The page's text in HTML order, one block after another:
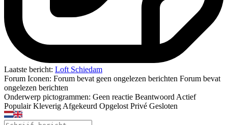
Laatste bericht: Loft Schiedam
Forum Iconen: Forum bevat geen ongelezen berichten Forum bevat
ongelezen berichten
Onderwerp pictogrammen: Geen reactie Beantwoord Actief
Populair Kleverig Afgekeurd Opgelost Privé Gesloten